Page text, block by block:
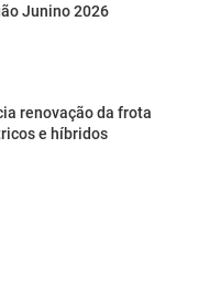
Junino 2026
renovação da frota
e híbridos